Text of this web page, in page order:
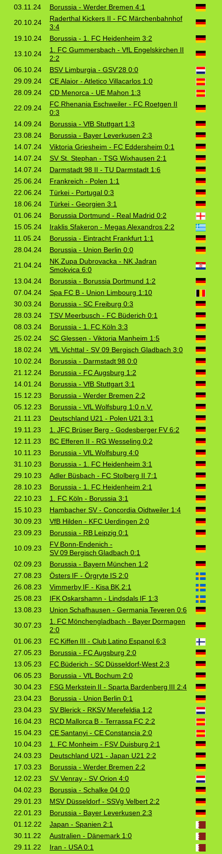
03.11.24
Borussia - Werder Bremen 4:1
20.10.24
Raderthal Kickers II - FC Märchenbahnhof
3:4
19.10.24
Borussia - 1. FC Heidenheim 3:2
13.10.24
1. FC Gummersbach - VfL Engelskirchen II
2:2
06.10.24
BSV Limburgia - GSV'28 0:0
29.09.24
CE Alaior - Atletico Villacarlos 1:0
28.09.24
CD Menorca - UE Mahon 1:3
22.09.24
FC Rhenania Eschweiler - FC Roetgen II
0:3
14.09.24
Borussia - VfB Stuttgart 1:3
23.08.24
Borussia - Bayer Leverkusen 2:3
14.07.24
Viktoria Griesheim - FC Eddersheim 0:1
14.07.24
SV St. Stephan - TSG Wixhausen 2:1
14.07.24
Darmstadt 98 II - TU Darmstadt 1:6
25.06.24
Frankreich - Polen 1:1
22.06.24
Türkei - Portugal 0:3
18.06.24
Türkei - Georgien 3:1
01.06.24
Borussia Dortmund - Real Madrid 0:2
15.05.24
Iraklis Sfakeron - Megas Alexandros 2:2
11.05.24
Borussia - Eintracht Frankfurt 1:1
28.04.24
Borussia - Union Berlin 0:0
21.04.24
NK Zupa Dubrovacka - NK Jadran
Smokvica 6:0
13.04.24
Borussia - Borussia Dortmund 1:2
07.04.24
Spa FC B - Union Limbourg 1:10
30.03.24
Borussia - SC Freiburg 0:3
28.03.24
TSV Meerbusch - FC Büderich 0:1
08.03.24
Borussia - 1. FC Köln 3:3
25.02.24
SC Glessen - Viktoria Manheim 1:5
18.02.24
VfL Vichttal - SV 09 Bergisch Gladbach 3:0
10.02.24
Borussia - Darmstadt 98 0:0
21.12.24
Borussia - FC Augsburg 1:2
14.01.24
Borussia - VfB Stuttgart 3:1
15.12.23
Borussia - Werder Bremen 2:2
05.12.23
Borussia - VfL Wolfsburg 1:0 n.V.
21.11.23
Deutschland U21 - Polen U21 3:1
19.11.23
1. JFC Brüser Berg - Godesberger FV 6:2
12.11.23
BC Efferen II - RG Wesseling 0:2
10.11.23
Borussia - VfL Wolfsburg 4:0
31.10.23
Borussia - 1. FC Heidenheim 3:1
29.10.23
Adler Büsbach - FC Stolberg II 7:1
28.10.23
Borussia - 1. FC Heidenheim 2:1
22.10.23
1. FC Köln - Borussia 3:1
15.10.23
Hambacher SV - Concordia Oidtweiler 1:4
30.09.23
VfB Hilden - KFC Uerdingen 2:0
23.09.23
Borussia - RB Leipzig 0:1
10.09.23
FV Bonn‑Endenich -
SV 09 Bergisch Gladbach 0:1
02.09.23
Borussia - Bayern München 1:2
27.08.23
Östers IF - Örgryte IS 2:0
26.08.23
Vimmerby IF - Kisa BK 2:1
25.08.23
IFK Oskarshamn - Lindsdals IF 1:3
13.08.23
Union Schafhausen - Germania Teveren 0:6
30.07.23
1. FC Mönchengladbach - Bayer Dormagen
2:0
01.06.23
FC Kiffen III - Club Latino Espanol 6:3
27.05.23
Borussia - FC Augsburg 2:0
13.05.23
FC Büderich - SC Düsseldorf‑West 2:3
06.05.23
Borussia - VfL Bochum 2:0
30.04.23
FSG Merkstein II - Sparta Bardenberg III 2:4
23.04.23
Borussia - Union Berlin 0:1
23.04.23
SV Blerick - RKSV Merefeldia 1:2
16.04.23
RCD Mallorca B - Terrassa FC 2:2
15.04.23
CE Santanyi - CE Constancia 2:0
10.04.23
1. FC Monheim - FSV Duisburg 2:1
24.03.23
Deutschland U21 - Japan U21 2:2
17.03.23
Borussia - Werder Bremen 2:2
12.02.23
SV Venray - SV Orion 4:0
04.02.23
Borussia - Schalke 04 0:0
29.01.23
MSV Düsseldorf - SSVg Velbert 2:2
22.01.23
Borussia - Bayer Leverkusen 2:3
01.12.22
Japan - Spanien 2:1
30.11.22
Australien - Dänemark 1:0
29.11.22
Iran - USA 0:1